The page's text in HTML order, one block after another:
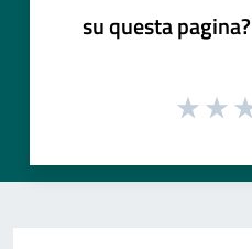
su questa pagina?